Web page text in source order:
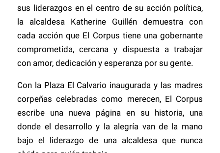
sus liderazgos en el centro de su acción política,
la alcaldesa Katherine Guillén demuestra con
cada acción que El Corpus tiene una gobernante
comprometida, cercana y dispuesta a trabajar
con amor, dedicación y esperanza por su gente.
Con la Plaza El Calvario inaugurada y las madres
corpeñas celebradas como merecen, El Corpus
escribe una nueva página en su historia, una
donde el desarrollo y la alegría van de la mano
bajo el liderazgo de una alcaldesa que nunca